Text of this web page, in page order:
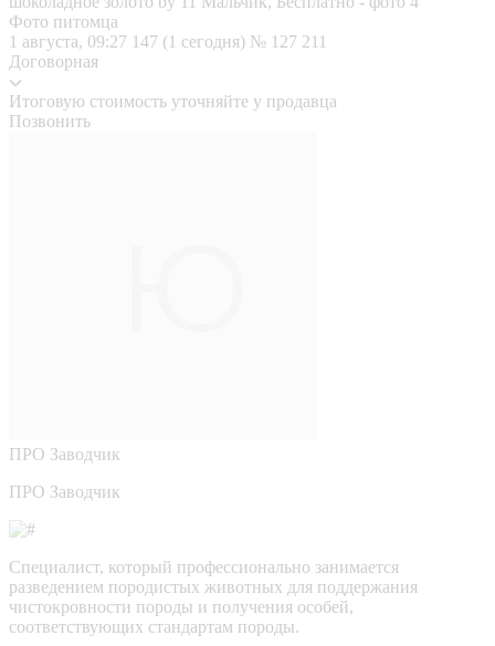
Фото питомца
1 августа, 09:27 147 (1 сегодня) № 127 211
Договорная
Итоговую стоимость уточняйте у продавца
Позвонить
ПРО Заводчик
ПРО Заводчик
Специалист, который профессионально занимается
разведением породистых животных для поддержания
чистокровности породы и получения особей,
соответствующих стандартам породы.